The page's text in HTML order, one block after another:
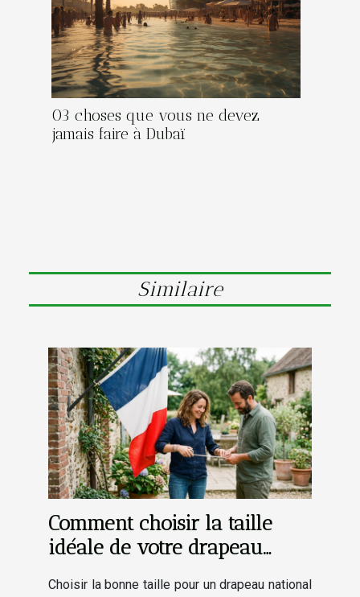
03 choses que vous ne devez
jamais faire à Dubaï
Similaire
Comment choisir la taille
idéale de votre drapeau
Choisir la bonne taille pour un drapeau national